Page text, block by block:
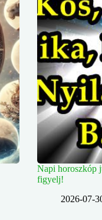
Napi horoszkóp
figyelj!
2026-07-